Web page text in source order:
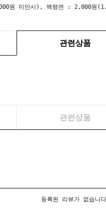
미만시), 백령면 : 2,000원
관련상품
관련상품
등록된 리뷰가 없습니